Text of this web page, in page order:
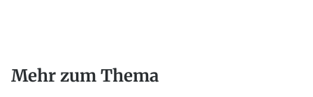
Mehr zum Thema